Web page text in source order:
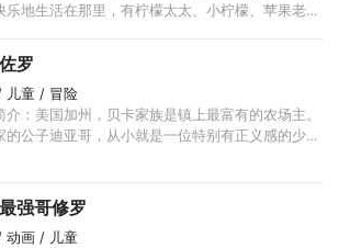
乐地生活在那里，有柠檬太太、小柠檬、苹果老
固执的胡桃刚克爷爷和和蔼的贝洛林村长等村民。
罗
儿童 / 冒险
介：美国加州，贝卡家族是镇上最富有的农场主。
的公子迪亚哥，从小就是一位特别有正义感的少
强哥修罗
动画 / 儿童